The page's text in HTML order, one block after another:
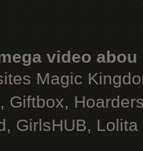
video abou
Magic
Giftbox,
GirlsHUB, Lolita